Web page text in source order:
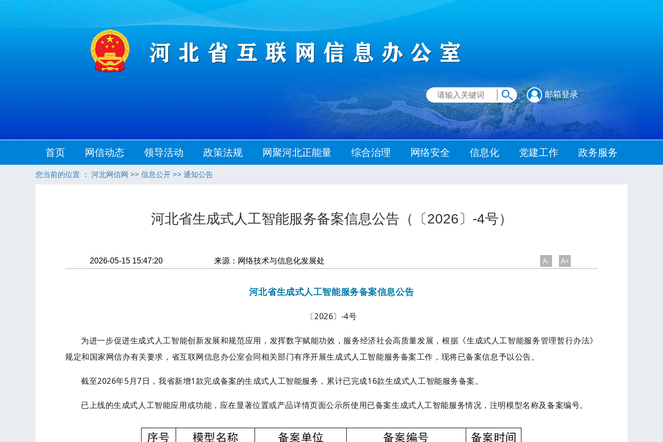
邮箱登录
首页 网信动态 领导活动 政策法规 网聚河北正能量 综合治理 网络安全 信息化 党建工作 政务服务
您当前的位置 ： 河北网信网 >> 信息公开 >> 通知公告
河北省生成式人工智能服务备案信息公告（〔2026〕-4号）
2026-05-15 15:47:20 来源：网络技术与信息化发展处 A- A+
河北省生成式人工智能服务备案信息公告
〔2026〕 -4号
为进一步促进生成式人工智能创新发展和规范应用，发挥数字赋能功效，服务经济社会高质量发展，根据《生成式人工智能服务管理暂行办法》
规定和国家网信办有关要求，省互联网信息办公室会同相关部门有序开展生成式人工智能服务备案工作，现将已备案信息予以公告。
截至2026年5月7日，我省新增1款完成备案的生成式人工智能服务，累计已完成16款生成式人工智能服务备案。
已上线的生成式人工智能应用或功能，应在显著位置或产品详情页面公示所使用已备案生成式人工智能服务情况，注明模型名称及备案编号。